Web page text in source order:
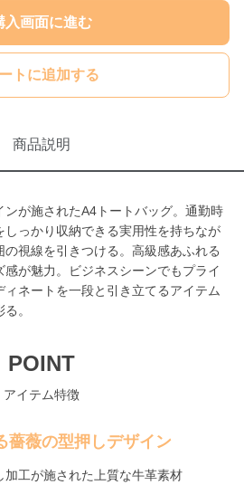
入画面に進む
トに追加する
商品説明
ンが施されたA4トートバッグ。通勤時
しっかり収納できる実用性を持ちなが
視線を引きつける。高級感あふれる
が魅力。ビジネスシーンでもプライ
ネートを一段と引き立てるアイテム
。
POINT
アイテム特徴
薔薇の型押しデザイン
加工が施された上質な牛革素材